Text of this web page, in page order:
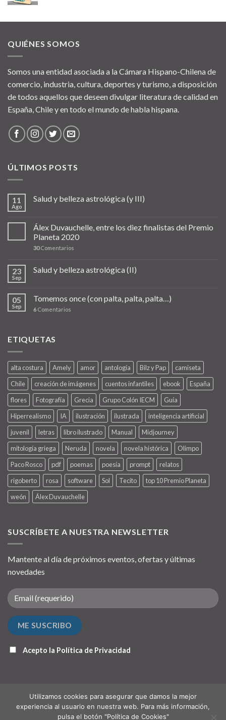
QUIÉNES SOMOS
Somos una entidad asociada a la Cámara Hispano-Chilena de
comercio, industria, cultura, deportes y turismo, a disposición
de todos aquellos que deseen divulgar literatura de calidad en
España, Chile y en todo el mundo de habla hispana.
ÚLTIMOS POSTS
11
Ago
Salud y belleza astrológica (y III)
Álex Duvauchelle, entre los diez finalistas del Premio
Planeta 2020
30Comentarios
23
Sep
Salud y belleza astrológica (II)
05
Sep
Tomemos once (con palta, palta, palta…)
6 Comentarios
ETIQUETAS
alta costura Amely amor antología Bilz y Pap
camiseta
Chile
creación de imágenes cuentos infantiles ebook
España
flores
Fotografía Grecia Grupo Colón IECM
Guía
Hiperrealismo
IA ilustración ilustrada
inteligencia artificial
juvenil
letras libro ilustrado Manual
Midjourney
mitología griega
Neruda novela novela histórica
Olimpo
Paco Rosco
pdf poemas poesía prompt
relatos
rigoberto
rosa software Sol Tecito
top 10 Premio Planeta
weón
Álex Duvauchelle
SUSCRÍBETE A NUESTRA NEWSLETTER
Mantente al día de próximos eventos, ofertas y últimas
novedades
Acepto la Política de Privacidad
Utilizamos cookies para asegurar que damos la mejor
experiencia al usuario en nuestra web. Para más información,
pulsa el botón "Política de Cookies"